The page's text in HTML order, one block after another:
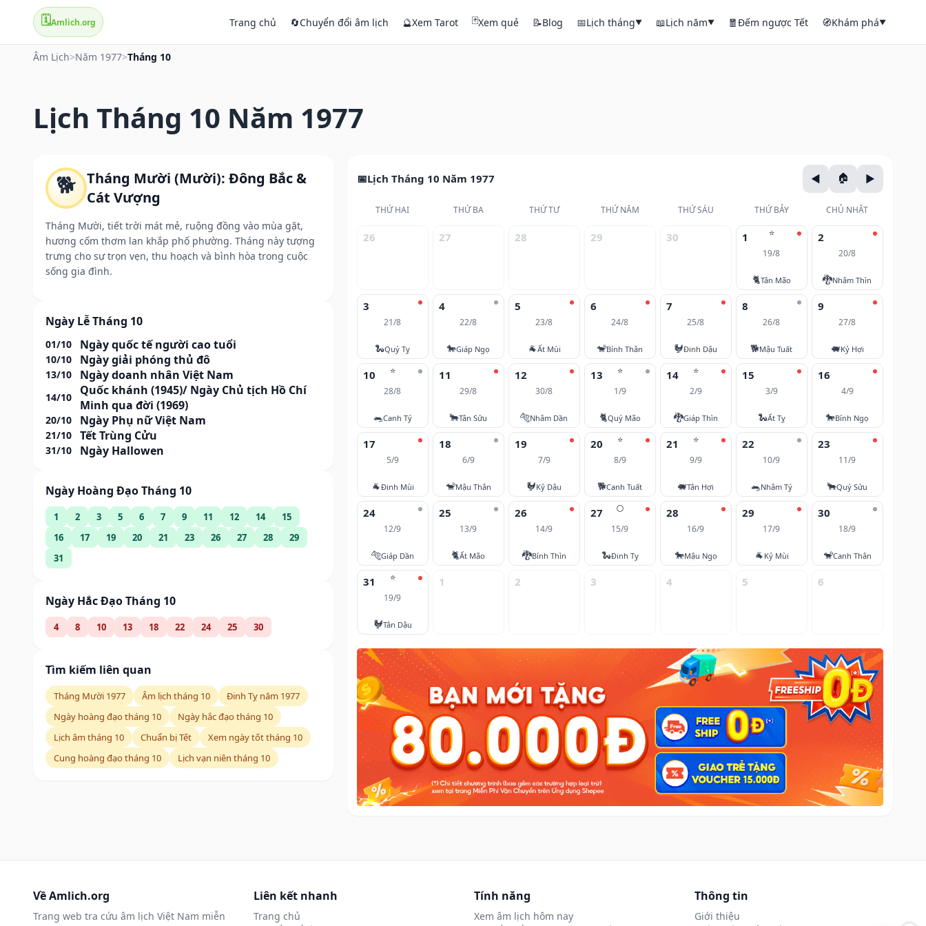
🗓️Amlich.org Trang chủ 🔄Chuyển đổi âm lịch 🔮Xem Tarot 🃏Xem quẻ 📝Blog 📅Lịch tháng▼ 📖Lịch năm▼ 🧧Đếm ngược Tết 🧭Khám phá▼
Âm Lịch>Năm 1977>Tháng 10
Lịch Tháng 10 Năm 1977
🐕 Tháng Mười (Mười): Đông Bắc &
Cát Vượng
Tháng Mười, tiết trời mát mẻ, ruộng đồng vào mùa gặt,
hương cốm thơm lan khắp phố phường. Tháng này tượng
trưng cho sự trọn vẹn, thu hoạch và bình hòa trong cuộc
sống gia đình.
Ngày Lễ Tháng 10
01/10 Ngày quốc tế người cao tuổi
10/10 Ngày giải phóng thủ đô
13/10 Ngày doanh nhân Việt Nam
14/10
Quốc khánh (1945)/ Ngày Chủ tịch Hồ Chí
Minh qua đời (1969)
20/10 Ngày Phụ nữ Việt Nam
21/10 Tết Trùng Cửu
31/10 Ngày Hallowen
Ngày Hoàng Đạo Tháng 10
1 2 3 5 6 7 9 11 12 14
15
16
17 19 20 21 23 26 27 28
29
31
Ngày Hắc Đạo Tháng 10
4 8 10 13 18 22 24 25 30
Tìm kiếm liên quan
Tháng Mười 1977 Âm lịch tháng 10
Đinh Tỵ năm 1977
Ngày hoàng đạo tháng 10
Ngày hắc đạo tháng 10
Lịch âm tháng 10
Chuẩn bị Tết
Xem ngày tốt tháng 10
Cung hoàng đạo tháng 10
Lịch vạn niên tháng 10
Lịch Tháng 10 Năm 1977
THỨ HAI THỨ BA THỨ TƯ THỨ NĂM THỨ SÁU THỨ BẢY CHỦ NHẬT
26 27 28 29 30 ⭐
1
19/8
🐈Tân Mão
2
20/8
🐉Nhâm Thìn
3
21/8
🐍Quý Tỵ
4
22/8
🐎Giáp Ngọ
5
23/8
🐐Ất Mùi
6
24/8
🐒Bính Thân
7
25/8
🐓Đinh Dậu
8
26/8
🐕Mậu Tuất
9
27/8
🐖Kỷ Hợi
⭐
10
28/8
🐀Canh Tý
11
29/8
🐂Tân Sửu
12
30/8
🐅Nhâm Dần
⭐
13
1/9
🐈Quý Mão
⭐
14
2/9
🐉Giáp Thìn
15
3/9
🐍Ất Tỵ
16
4/9
🐎Bính Ngọ
17
5/9
🐐Đinh Mùi
18
6/9
🐒Mậu Thân
19
7/9
🐓Kỷ Dậu
⭐
20
8/9
🐕Canh Tuất
⭐
21
9/9
🐖Tân Hợi
22
10/9
🐀Nhâm Tý
23
11/9
🐂Quý Sửu
24
12/9
🐅Giáp Dần
25
13/9
🐈Ất Mão
26
14/9
🐉Bính Thìn
🌕
27
15/9
🐍Đinh Tỵ
28
16/9
🐎Mậu Ngọ
29
17/9
🐐 Kỷ Mùi
30
18/9
🐒Canh Thân
⭐
31
19/9
🐓Tân Dậu
1 2 3 4 5 6
Về Amlich.org
Trang web tra cứu âm lịch Việt Nam miễn
Liên kết nhanh
Trang chủ
Tính năng
Xem âm lịch hôm nay
Thông tin
Giới thiệu